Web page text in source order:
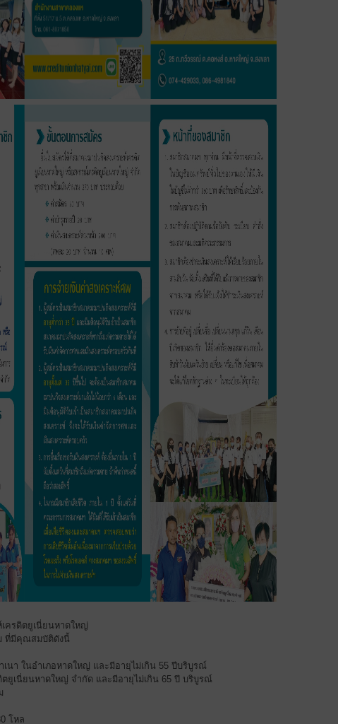
ครดิตยูเนี่ยนหาดใหญ่
ที่มีคุณสมบัติดังนี้
นา ในอำเภอหาดใหญ่ และมีอายุไม่เกิน 55 ปีบริบูรณ์
ยูเนี่ยนหาดใหญ่ จำกัด และมีอายุไม่เกิน 65 ปี บริบูรณ์
โหล